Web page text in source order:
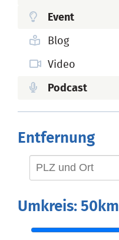
Event
Blog
Video
Podcast
Entfernung
Umkreis: 50km